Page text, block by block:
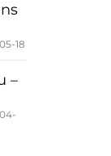
18
–